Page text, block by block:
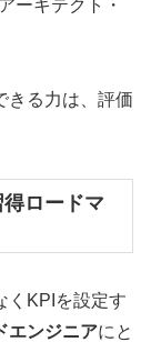
ーキテクト・
きる力は、評価
ロードマ
くKPIを設定す
エンジニアにと